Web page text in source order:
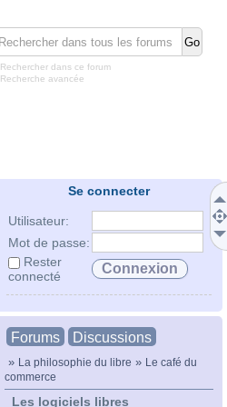
Rechercher dans ce forum
Recherche avancée
Se connecter
Utilisateur:
Mot de passe:
Rester
connecté
Forums Discussions
» La philosophie du libre » Le café du
commerce
Les logiciels libres